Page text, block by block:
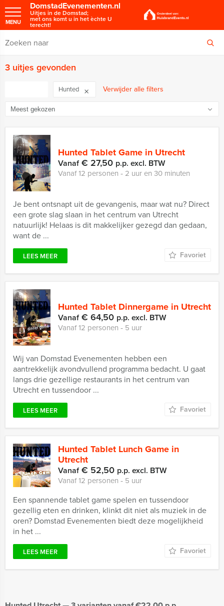
DomstadEvenementen.nl
Uitjes in de Domstad;
met ons komt u in het èchte U
terecht!
MENU
3 uitjes gevonden
Hunted Verwijder alle filters
Hunted Tablet Game in Utrecht
Vanaf€ 27,50 p.p. excl. BTW
Vanaf 12 personen ‐ 2 uur en 30 minuten
Je bent ontsnapt uit de gevangenis, maar wat nu? Direct
een grote slag slaan in het centrum van Utrecht
natuurlijk! Helaas is dit makkelijker gezegd dan gedaan,
want de ...
LEES MEER Favoriet
Hunted Tablet Dinnergame in Utrecht
Vanaf€ 64,50 p.p. excl. BTW
Vanaf 12 personen ‐ 5 uur
Wij van Domstad Evenementen hebben een
aantrekkelijk avondvullend programma bedacht. U gaat
langs drie gezellige restaurants in het centrum van
Utrecht en tussendoor ...
LEES MEER Favoriet
Hunted Tablet Lunch Game in
Utrecht
Vanaf€ 52,50 p.p. excl. BTW
Vanaf 12 personen ‐ 5 uur
Een spannende tablet game spelen en tussendoor
gezellig eten en drinken, klinkt dit niet als muziek in de
oren? Domstad Evenementen biedt deze mogelijkheid
in het ...
LEES MEER Favoriet